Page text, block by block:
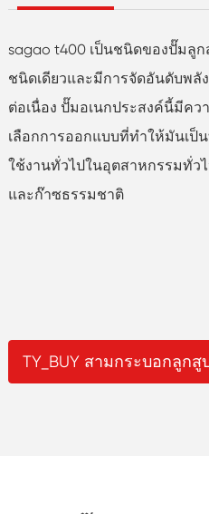
sagao t400 เป็นชนิดของปั๊มลู
ชนิดเดียวและมีการจัดอันดับพลัง
ต่อเนื่อง ปั๊มอเนกประสงค์นี้มีค
เลือกการออกแบบที่ทำให้มันเป็
ใช้งานทั่วไปในอุตสาหกรรมทั่ว
และก๊าซธรรมชาติ
TY_BUY สามกระบอกลูก